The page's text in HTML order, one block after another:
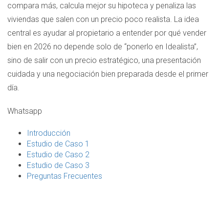
compara más, calcula mejor su hipoteca y penaliza las
viviendas que salen con un precio poco realista. La idea
central es ayudar al propietario a entender por qué vender
bien en 2026 no depende solo de “ponerlo en Idealista”,
sino de salir con un precio estratégico, una presentación
cuidada y una negociación bien preparada desde el primer
día.
Whatsapp
Introducción
Estudio de Caso 1
Estudio de Caso 2
Estudio de Caso 3
Preguntas Frecuentes